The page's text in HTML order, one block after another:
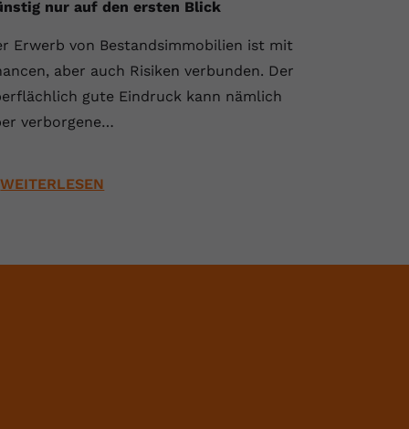
nur auf den ersten Blick
Erwerb von Bestandsimmobilien ist mit
aber auch Risiken verbunden. Der
gute Eindruck kann nämlich
verborgene…
WEITERLESEN